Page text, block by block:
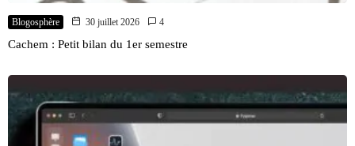
Blogosphère 30 juillet 2026 4
Cachem : Petit bilan du 1er semestre